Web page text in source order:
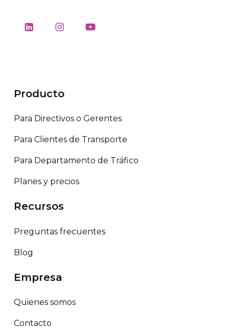
Producto
Para Directivos o Gerentes
Para Clientes de Transporte
Para Departamento de Tráfico
Planes y precios
Recursos
Preguntas frecuentes
Blog
Empresa
Quienes somos
Contacto